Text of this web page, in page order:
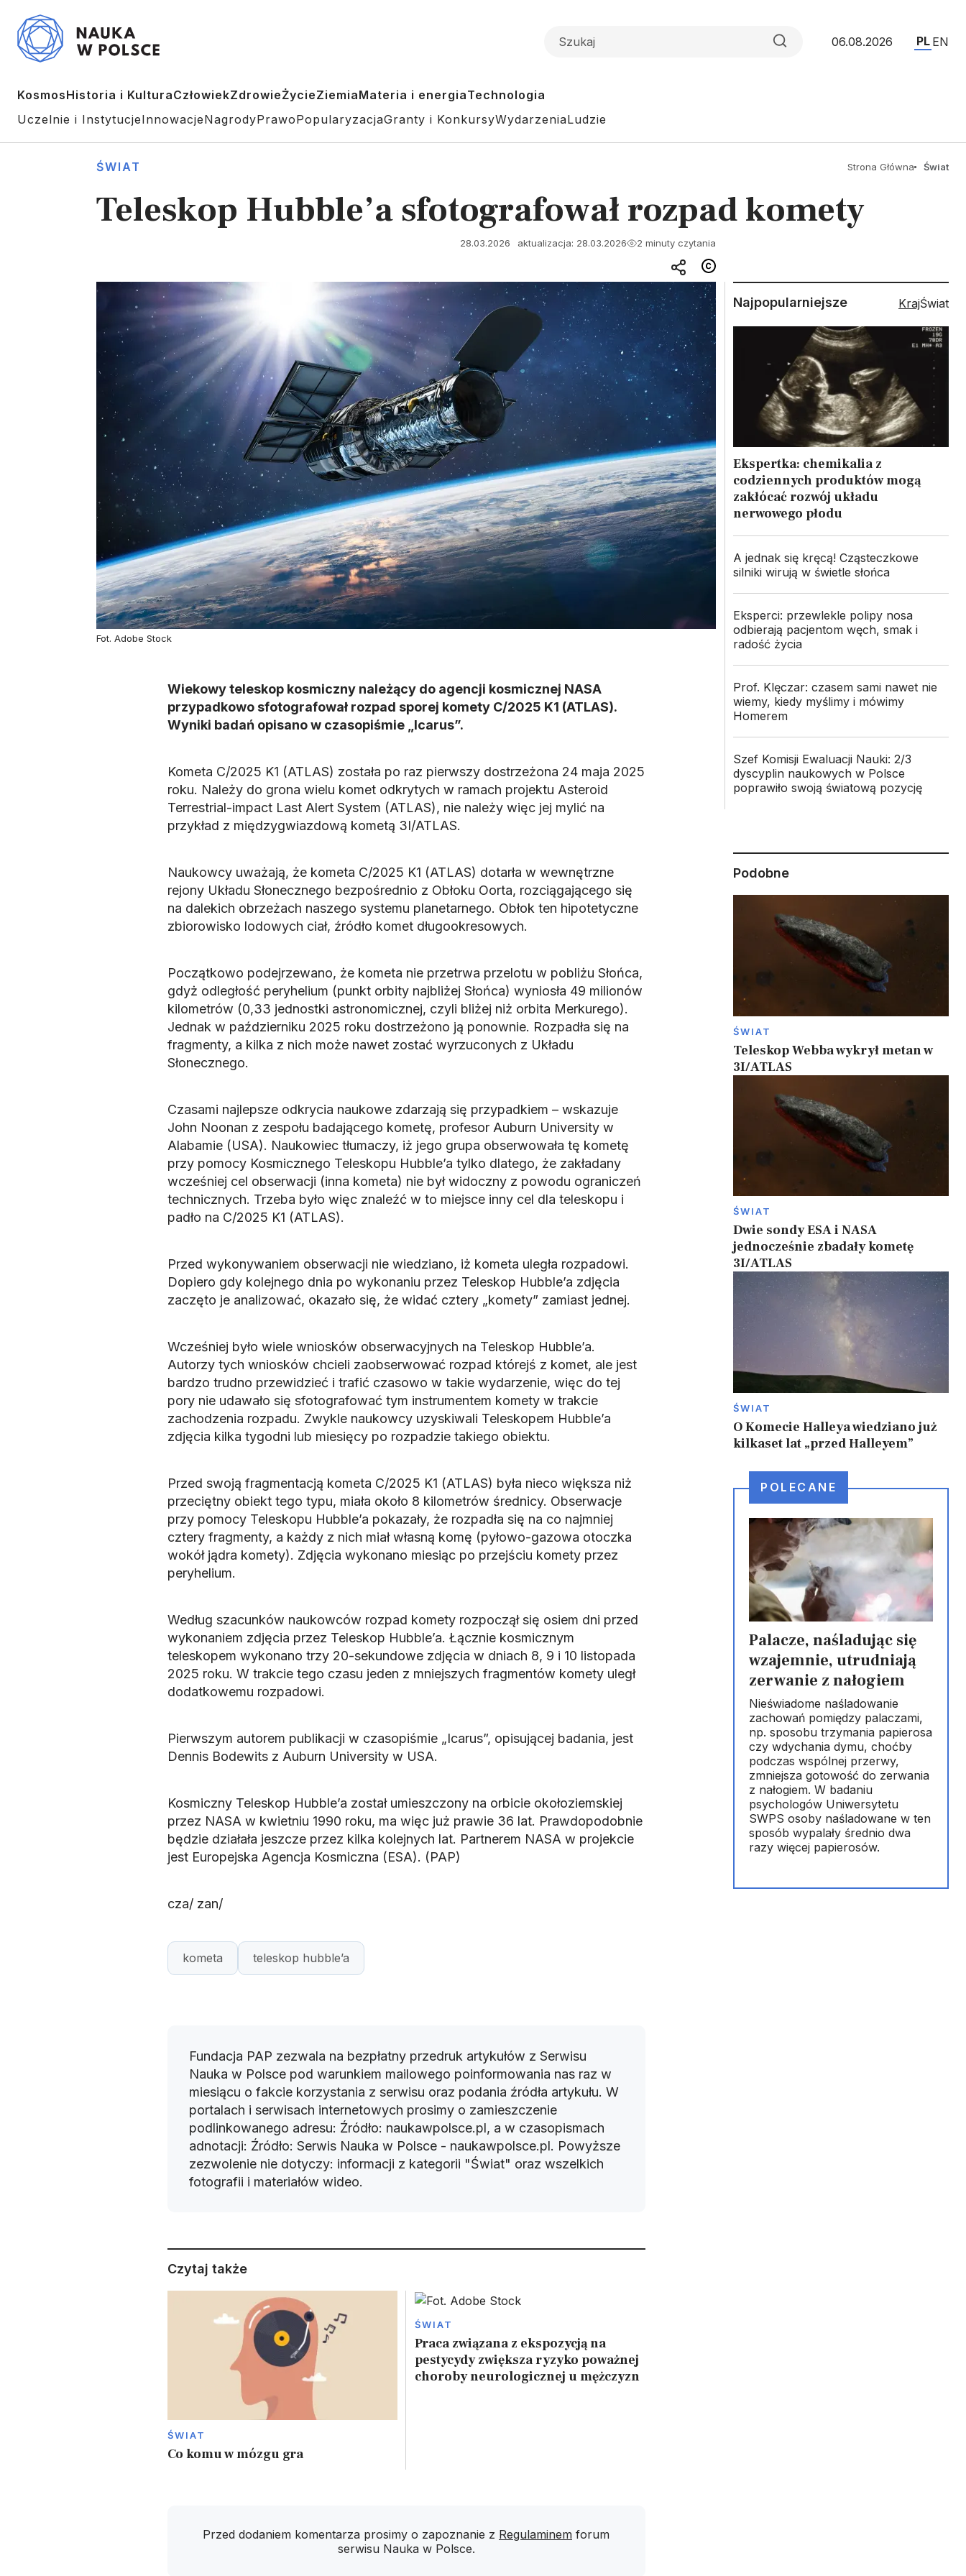
06.08.2026 PL EN
KosmosHistoria i KulturaCzłowiekZdrowieŻycieZiemiaMateria i energiaTechnologia
Uczelnie i InstytucjeInnowacjeNagrodyPrawoPopularyzacjaGranty i KonkursyWydarzeniaLudzie
ŚWIAT Strona Główna Świat
Teleskop Hubble’a sfotografował rozpad komety
28.03.2026 aktualizacja: 28.03.2026 2 minuty czytania
Fot. Adobe Stock
Wiekowy teleskop kosmiczny należący do agencji kosmicznej NASA
przypadkowo sfotografował rozpad sporej komety C/2025 K1 (ATLAS).
Wyniki badań opisano w czasopiśmie „Icarus”.
Kometa C/2025 K1 (ATLAS) została po raz pierwszy dostrzeżona 24 maja 2025
roku. Należy do grona wielu komet odkrytych w ramach projektu Asteroid
Terrestrial-impact Last Alert System (ATLAS), nie należy więc jej mylić na
przykład z międzygwiazdową kometą 3I/ATLAS.
Naukowcy uważają, że kometa C/2025 K1 (ATLAS) dotarła w wewnętrzne
rejony Układu Słonecznego bezpośrednio z Obłoku Oorta, rozciągającego się
na dalekich obrzeżach naszego systemu planetarnego. Obłok ten hipotetyczne
zbiorowisko lodowych ciał, źródło komet długookresowych.
Początkowo podejrzewano, że kometa nie przetrwa przelotu w pobliżu Słońca,
gdyż odległość peryhelium (punkt orbity najbliżej Słońca) wyniosła 49 milionów
kilometrów (0,33 jednostki astronomicznej, czyli bliżej niż orbita Merkurego).
Jednak w październiku 2025 roku dostrzeżono ją ponownie. Rozpadła się na
fragmenty, a kilka z nich może nawet zostać wyrzuconych z Układu
Słonecznego.
Czasami najlepsze odkrycia naukowe zdarzają się przypadkiem – wskazuje
John Noonan z zespołu badającego kometę, profesor Auburn University w
Alabamie (USA). Naukowiec tłumaczy, iż jego grupa obserwowała tę kometę
przy pomocy Kosmicznego Teleskopu Hubble’a tylko dlatego, że zakładany
wcześniej cel obserwacji (inna kometa) nie był widoczny z powodu ograniczeń
technicznych. Trzeba było więc znaleźć w to miejsce inny cel dla teleskopu i
padło na C/2025 K1 (ATLAS).
Przed wykonywaniem obserwacji nie wiedziano, iż kometa uległa rozpadowi.
Dopiero gdy kolejnego dnia po wykonaniu przez Teleskop Hubble’a zdjęcia
zaczęto je analizować, okazało się, że widać cztery „komety” zamiast jednej.
Wcześniej było wiele wniosków obserwacyjnych na Teleskop Hubble’a.
Autorzy tych wniosków chcieli zaobserwować rozpad którejś z komet, ale jest
bardzo trudno przewidzieć i trafić czasowo w takie wydarzenie, więc do tej
pory nie udawało się sfotografować tym instrumentem komety w trakcie
zachodzenia rozpadu. Zwykle naukowcy uzyskiwali Teleskopem Hubble’a
zdjęcia kilka tygodni lub miesięcy po rozpadzie takiego obiektu.
Przed swoją fragmentacją kometa C/2025 K1 (ATLAS) była nieco większa niż
przeciętny obiekt tego typu, miała około 8 kilometrów średnicy. Obserwacje
przy pomocy Teleskopu Hubble’a pokazały, że rozpadła się na co najmniej
cztery fragmenty, a każdy z nich miał własną komę (pyłowo-gazowa otoczka
wokół jądra komety). Zdjęcia wykonano miesiąc po przejściu komety przez
peryhelium.
Według szacunków naukowców rozpad komety rozpoczął się osiem dni przed
wykonaniem zdjęcia przez Teleskop Hubble’a. Łącznie kosmicznym
teleskopem wykonano trzy 20-sekundowe zdjęcia w dniach 8, 9 i 10 listopada
2025 roku. W trakcie tego czasu jeden z mniejszych fragmentów komety uległ
dodatkowemu rozpadowi.
Pierwszym autorem publikacji w czasopiśmie „Icarus”, opisującej badania, jest
Dennis Bodewits z Auburn University w USA.
Kosmiczny Teleskop Hubble’a został umieszczony na orbicie okołoziemskiej
przez NASA w kwietniu 1990 roku, ma więc już prawie 36 lat. Prawdopodobnie
będzie działała jeszcze przez kilka kolejnych lat. Partnerem NASA w projekcie
jest Europejska Agencja Kosmiczna (ESA). (PAP)
cza/ zan/
kometa teleskop hubble’a
Fundacja PAP zezwala na bezpłatny przedruk artykułów z Serwisu
Nauka w Polsce pod warunkiem mailowego poinformowania nas raz w
miesiącu o fakcie korzystania z serwisu oraz podania źródła artykułu. W
portalach i serwisach internetowych prosimy o zamieszczenie
podlinkowanego adresu: Źródło: naukawpolsce.pl, a w czasopismach
adnotacji: Źródło: Serwis Nauka w Polsce - naukawpolsce.pl. Powyższe
zezwolenie nie dotyczy: informacji z kategorii "Świat" oraz wszelkich
fotografii i materiałów wideo.
Czytaj także
ŚWIAT
Co komu w mózgu gra
ŚWIAT
Praca związana z ekspozycją na
pestycydy zwiększa ryzyko poważnej
choroby neurologicznej u mężczyzn
Przed dodaniem komentarza prosimy o zapoznanie z Regulaminem forum
serwisu Nauka w Polsce.
Najpopularniejsze KrajŚwiat
Ekspertka: chemikalia z
codziennych produktów mogą
zakłócać rozwój układu
nerwowego płodu
A jednak się kręcą! Cząsteczkowe
silniki wirują w świetle słońca
Eksperci: przewlekle polipy nosa
odbierają pacjentom węch, smak i
radość życia
Prof. Klęczar: czasem sami nawet nie
wiemy, kiedy myślimy i mówimy
Homerem
Szef Komisji Ewaluacji Nauki: 2/3
dyscyplin naukowych w Polsce
poprawiło swoją światową pozycję
Podobne
ŚWIAT
Teleskop Webba wykrył metan w
3I/ATLAS
ŚWIAT
Dwie sondy ESA i NASA
jednocześnie zbadały kometę
3I/ATLAS
ŚWIAT
O Komecie Halleya wiedziano już
kilkaset lat „przed Halleyem”
POLECANE
Palacze, naśladując się
wzajemnie, utrudniają
zerwanie z nałogiem
Nieświadome naśladowanie
zachowań pomiędzy palaczami,
np. sposobu trzymania papierosa
czy wdychania dymu, choćby
podczas wspólnej przerwy,
zmniejsza gotowość do zerwania
z nałogiem. W badaniu
psychologów Uniwersytetu
SWPS osoby naśladowane w ten
sposób wypalały średnio dwa
razy więcej papierosów.